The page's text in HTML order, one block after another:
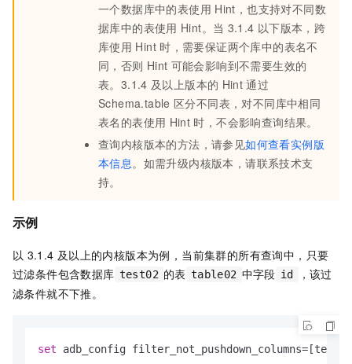
一个数据库中的表使用 Hint，也支持对不同数
据库中的表使用 Hint。当 3.1.4 以下版本，跨
库使用 Hint 时，需要保证两个库中的表名不
同，否则 Hint 可能会影响到不需要生效的
表。3.1.4 及以上版本的 Hint 通过
Schema.table 区分不同表，对不同库中相同
表名的表使用 Hint 时，不会影响查询结果。
查询内核版本的方法，请参见如何查看实例版
本信息 。如需升级内核版本，请联系技术支
持。
示例
以 3.1.4 及以上的内核版本为例，当前集群的所有查询中，只要
过滤条件包含数据库 test02 的表 table02 中字段 id
，该过
滤条件就不下推。
set adb_config filter_not_pushdown_columns=